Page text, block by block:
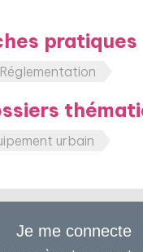
pratiques
urbain
Je me connecte